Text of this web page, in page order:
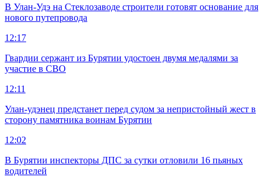
В Улан-Удэ на Стеклозаводе строители готовят основание для
нового путепровода
12:17
Гвардии сержант из Бурятии удостоен двумя медалями за
участие в СВО
12:11
Улан-удэнец предстанет перед судом за непристойный жест в
сторону памятника воинам Бурятии
12:02
В Бурятии инспекторы ДПС за сутки отловили 16 пьяных
водителей